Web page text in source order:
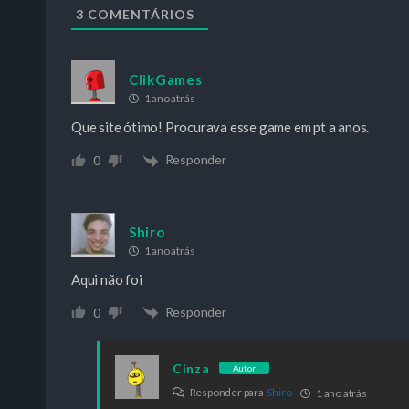
3 COMENTÁRIOS
ClikGames
1 ano atrás
Que site ótimo! Procurava esse game em pt a anos.
0 Responder
Shiro
1 ano atrás
Aqui não foi
0 Responder
Cinza Autor
Responder para Shiro 1 ano atrás